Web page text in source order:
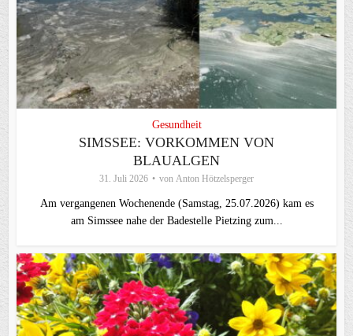
Gesundheit
SIMSSEE: VORKOMMEN VON
BLAUALGEN
31. Juli 2026 von Anton Hötzelsperger
Am vergangenen Wochenende (Samstag, 25.07.2026) kam es
am Simssee nahe der Badestelle Pietzing zum...